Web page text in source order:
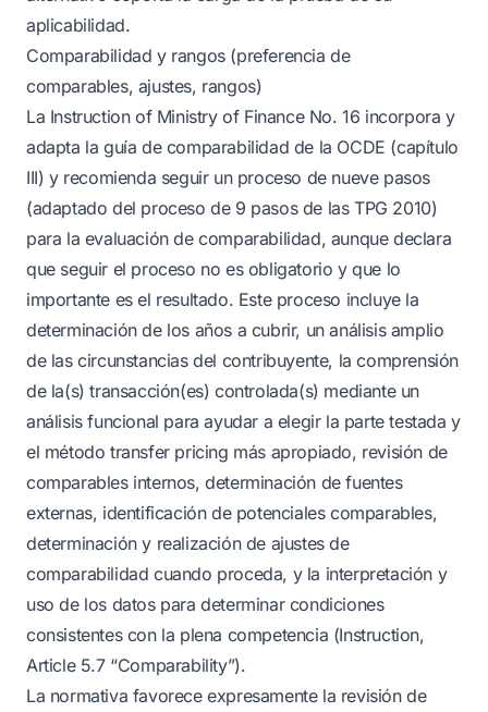
aplicabilidad.
Comparabilidad y rangos (preferencia de
comparables, ajustes, rangos)
La Instruction of Ministry of Finance No. 16 incorpora y
adapta la guía de comparabilidad de la OCDE (capítulo
III) y recomienda seguir un proceso de nueve pasos
(adaptado del proceso de 9 pasos de las TPG 2010)
para la evaluación de comparabilidad, aunque declara
que seguir el proceso no es obligatorio y que lo
importante es el resultado. Este proceso incluye la
determinación de los años a cubrir, un análisis amplio
de las circunstancias del contribuyente, la comprensión
de la(s) transacción(es) controlada(s) mediante un
análisis funcional para ayudar a elegir la parte testada y
el método transfer pricing más apropiado, revisión de
comparables internos, determinación de fuentes
externas, identificación de potenciales comparables,
determinación y realización de ajustes de
comparabilidad cuando proceda, y la interpretación y
uso de los datos para determinar condiciones
consistentes con la plena competencia (Instruction,
Article 5.7 “Comparability”).
La normativa favorece expresamente la revisión de